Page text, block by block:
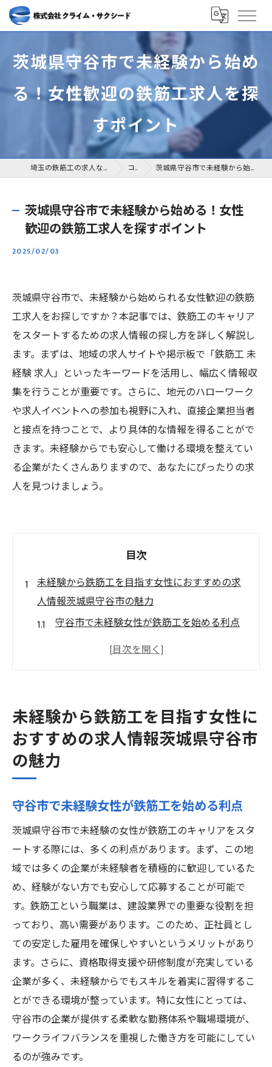
茨城県守谷市で未経験から始め
る！女性歓迎の鉄筋工求人を探
すポイント
埼玉の鉄筋工の求人なら株式会社クライム・サクシード コラム 茨城県守谷市で未経験から始める！女性歓迎の鉄筋工求人を探すポイント
茨城県守谷市で未経験から始める！女性
歓迎の鉄筋工求人を探すポイント
2025/02/03
茨城県守谷市で、未経験から始められる女性歓迎の鉄筋
工求人をお探しですか？本記事では、鉄筋工のキャリア
をスタートするための求人情報の探し方を詳しく解説し
ます。まずは、地域の求人サイトや掲示板で「鉄筋工 未
経験 求人」といったキーワードを活用し、幅広く情報収
集を行うことが重要です。さらに、地元のハローワーク
や求人イベントへの参加も視野に入れ、直接企業担当者
と接点を持つことで、より具体的な情報を得ることがで
きます。未経験からでも安心して働ける環境を整えてい
る企業がたくさんありますので、あなたにぴったりの求
人を見つけましょう。
目次
未経験から鉄筋工を目指す女性におすすめの求
人情報茨城県守谷市の魅力
守谷市で未経験女性が鉄筋工を始める利点
女性に優しい職場環境を持つ企業の特徴
守谷市で女性が活躍できる鉄筋工の現場と
は
地域密着型の企業で働くメリット
鉄筋工としてのキャリアを守谷市で始める
鉄筋工求人探しのコツ守谷市で未経験者歓迎の
職場を見つける方法
求人サイトでの効果的な検索テクニック
地域のハローワークを活用する
未経験者向け求人のチェックポイント
企業担当者との直接対話の重要性
守谷市の求人イベントを利用しよう
未経験者歓迎の企業を選ぶ際の注意点
茨城県守谷市で未経験から鉄筋工としてキャリ
アを築くためのステップ
未経験者が最初にすべきこと
スキルアップのための研修制度活用法
キャリア形成に役立つ資格取得のすすめ
未経験から鉄筋工を目指す女性に
おすすめの求人情報茨城県守谷市
の魅力
守谷市で未経験女性が鉄筋工を始める利点
茨城県守谷市で未経験の女性が鉄筋工のキャリアをスタ
ートする際には、多くの利点があります。まず、この地
域では多くの企業が未経験者を積極的に歓迎しているた
め、経験がない方でも安心して応募することが可能で
す。鉄筋工という職業は、建設業界での重要な役割を担
っており、高い需要があります。このため、正社員とし
ての安定した雇用を確保しやすいというメリットがあり
ます。さらに、資格取得支援や研修制度が充実している
企業が多く、未経験からでもスキルを着実に習得するこ
とができる環境が整っています。特に女性にとっては、
守谷市の企業が提供する柔軟な勤務体系や職場環境が、
ワークライフバランスを重視した働き方を可能にしてい
るのが強みです。